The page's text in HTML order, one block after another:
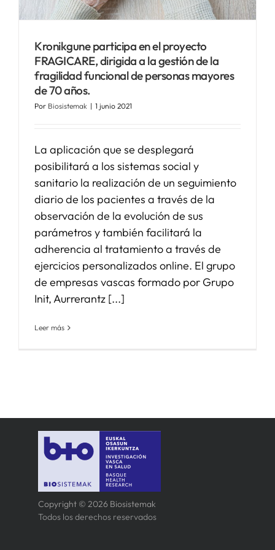
APOYO I+D+I
NOTICIAS
Kronikgune participa en el proyecto
FRAGICARE, dirigida a la gestión de la
fragilidad funcional de personas mayores
de 70 años.
Por Biosistemak | 1 junio 2021
La aplicación que se desplegará
posibilitará a los sistemas social y
sanitario la realización de un seguimiento
diario de los pacientes a través de la
observación de la evolución de sus
parámetros y también facilitará la
adherencia al tratamiento a través de
ejercicios personalizados online. El grupo
de empresas vascas formado por Grupo
Init, Aurrerantz [...]
Leer más
Copyright © 2026 Biosistemak
Todos los derechos reservados